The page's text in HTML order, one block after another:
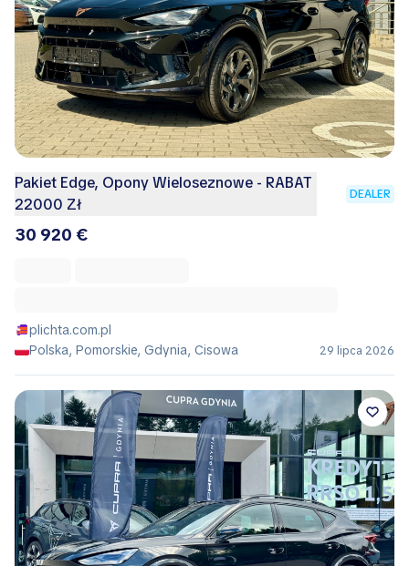
Pakiet Edge, Opony Wieloseznowe - RABAT
22000 Zł
DEALER
30 920 €
plichta.com.pl
Polska, Pomorskie, Gdynia, Cisowa
29 lipca 2026